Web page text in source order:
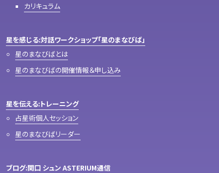
カリキュラム
星を感じる:対話ワークショップ「星のまなびば」
星のまなびばとは
星のまなびばの開催情報＆申し込み
星を伝える:トレーニング
占星術個人セッション
星のまなびばリーダー
ブログ:関口 シュン ASTERIUM通信